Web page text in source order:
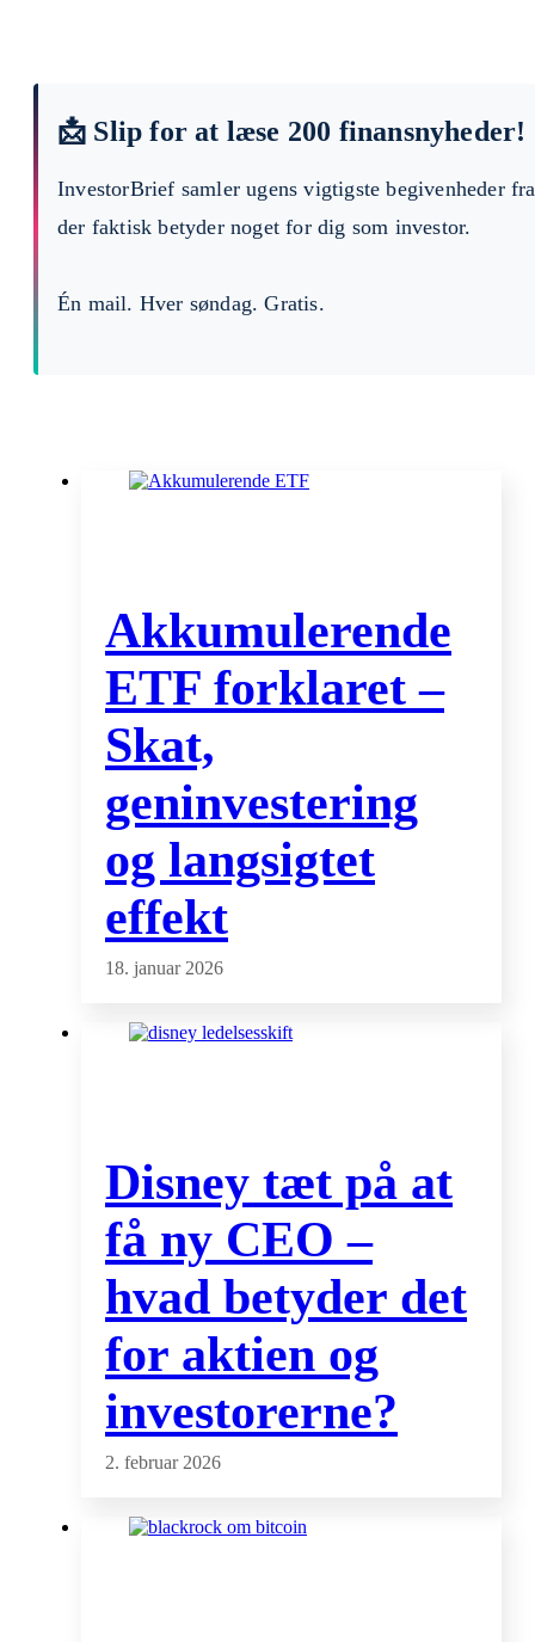
📩 Slip for at læse 200 finansnyheder!
InvestorBrief samler ugens vigtigste begivenheder
der faktisk betyder noget for dig som investor.
Én mail. Hver søndag. Gratis.
Akkumulerende
ETF forklaret –
Skat,
geninvestering
og langsigtet
effekt
18. januar 2026
Disney tæt på at
få ny CEO –
hvad betyder det
for aktien og
investorerne?
2. februar 2026